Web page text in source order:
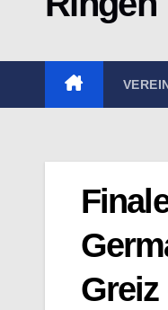
Greiz